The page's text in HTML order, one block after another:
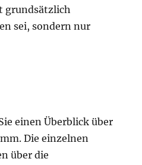
grundsätzlich
sei, sondern nur
einen Überblick über
Die einzelnen
über die